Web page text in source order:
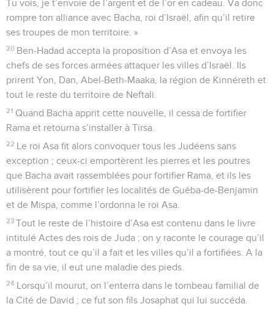
Tu vois, je t’envoie de l’argent et de l’or en cadeau. Va donc
rompre ton alliance avec Bacha, roi d’Israël, afin qu’il retire
ses troupes de mon territoire. »
20 Ben-Hadad accepta la proposition d’Asa et envoya les
chefs de ses forces armées attaquer les villes d’Israël. Ils
prirent Yon, Dan, Abel-Beth-Maaka, la région de Kinnéreth et
tout le reste du territoire de Neftali.
21 Quand Bacha apprit cette nouvelle, il cessa de fortifier
Rama et retourna s’installer à Tirsa.
22 Le roi Asa fit alors convoquer tous les Judéens sans
exception ; ceux-ci emportèrent les pierres et les poutres
que Bacha avait rassemblées pour fortifier Rama, et ils les
utilisèrent pour fortifier les localités de Guéba-de-Benjamin
et de Mispa, comme l’ordonna le roi Asa.
23 Tout le reste de l’histoire d’Asa est contenu dans le livre
intitulé Actes des rois de Juda ; on y raconte le courage qu’il
a montré, tout ce qu’il a fait et les villes qu’il a fortifiées. A la
fin de sa vie, il eut une maladie des pieds.
24 Lorsqu’il mourut, on l’enterra dans le tombeau familial de
la Cité de David ; ce fut son fils Josaphat qui lui succéda.